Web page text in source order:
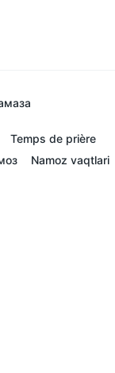
Temps de prière
Namoz vaqtlari